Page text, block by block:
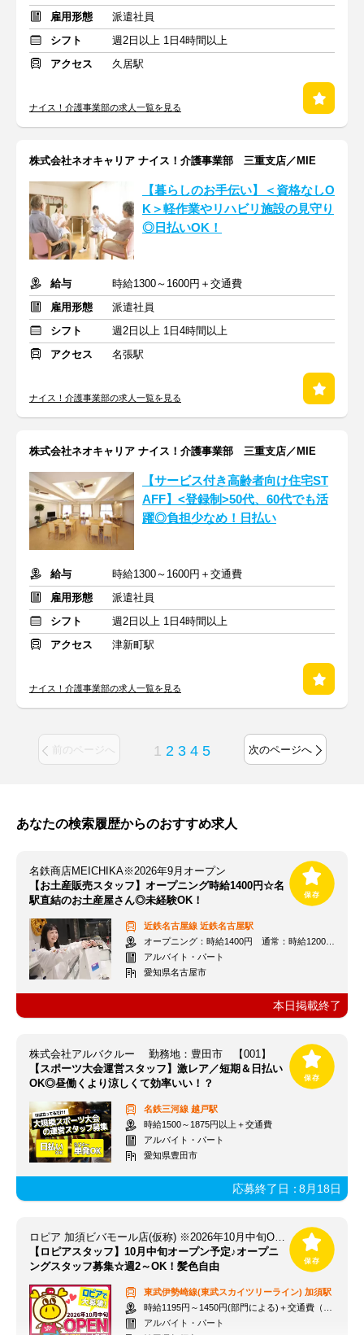
雇用形態
派遣社員
シフト
週2日以上 1日4時間以上
アクセス
久居駅
ナイス！介護事業部の求人一覧を見る
株式会社ネオキャリア ナイス！介護事業部 三重支店／MIE
【暮らしのお手伝い】＜資格なしO
K＞軽作業やリハビリ施設の見守り
◎日払いOK！
給与
時給1300～1600円＋交通費
雇用形態
派遣社員
シフト
週2日以上 1日4時間以上
アクセス
名張駅
ナイス！介護事業部の求人一覧を見る
株式会社ネオキャリア ナイス！介護事業部 三重支店／MIE
【サービス付き高齢者向け住宅ST
AFF】<登録制>50代、60代でも活
躍◎負担少なめ！日払い
給与
時給1300～1600円＋交通費
雇用形態
派遣社員
シフト
週2日以上 1日4時間以上
アクセス
津新町駅
ナイス！介護事業部の求人一覧を見る
前のページへ 1 2 3 4 5 次のページへ
あなたの検索履歴からのおすすめ求人
名鉄商店MEICHIKA※2026年9月オープン
【お土産販売スタッフ】オープニング時給1400円☆名
駅直結のお土産屋さん◎未経験OK！
近鉄名古屋線 近鉄名古屋駅
オープニング：時給1400円 通常：時給1200円～＋交通費全額支給
アルバイト・パート
愛知県名古屋市
本日掲載終了
株式会社アルバクルー 勤務地：豊田市 【001】
【スポーツ大会運営スタッフ】激レア／短期＆日払い
OK◎昼働くより涼しくて効率いい！？
名鉄三河線 越戸駅
時給1500～1875円以上＋交通費
アルバイト・パート
愛知県豊田市
応募終了日：8月18日
ロピア 加須ビバモール店(仮称) ※2026年10月中旬OPEN予定
【ロピアスタッフ】10月中旬オープン予定♪オープニ
ングスタッフ募集☆週2～OK！髪色自由
東武伊勢崎線(東武スカイツリーライン) 加須駅
時給1195円～1450円(部門による)＋交通費（社内規定）
アルバイト・パート